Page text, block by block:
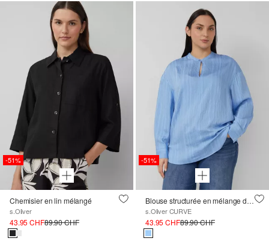
-51%
Chemisier en lin mélangé
s.Oliver
43.95 CHF89.90 CHF
-51%
Blouse structurée en mélange de viscose, coupe décontractée
s.Oliver CURVE
43.95 CHF89.90 CHF